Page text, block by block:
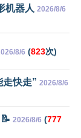
机器人 2026/8/6
8/6 (823次)
走快走” 2026/8/6
2026/8/6 (777